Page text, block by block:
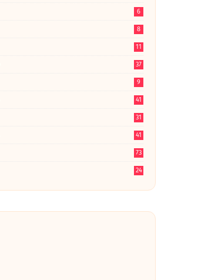
6
8
11
37
9
41
31
41
73
24